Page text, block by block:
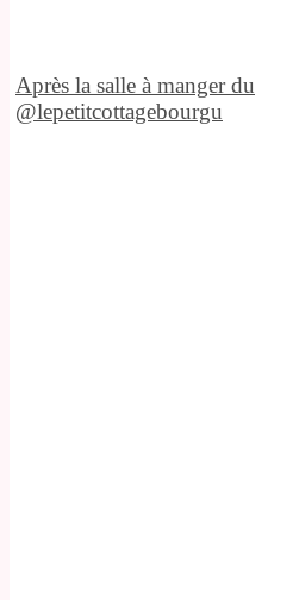
Après la salle à manger du
@lepetitcottagebourgu